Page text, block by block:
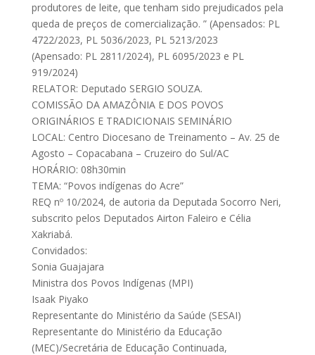
produtores de leite, que tenham sido prejudicados pela
queda de preços de comercialização. ” (Apensados: PL
4722/2023, PL 5036/2023, PL 5213/2023
(Apensado: PL 2811/2024), PL 6095/2023 e PL
919/2024)
RELATOR: Deputado SERGIO SOUZA.
COMISSÃO DA AMAZÔNIA E DOS POVOS
ORIGINÁRIOS E TRADICIONAIS SEMINÁRIO
LOCAL: Centro Diocesano de Treinamento – Av. 25 de
Agosto – Copacabana – Cruzeiro do Sul/AC
HORÁRIO: 08h30min
TEMA: “Povos indígenas do Acre”
REQ nº 10/2024, de autoria da Deputada Socorro Neri,
subscrito pelos Deputados Airton Faleiro e Célia
Xakriabá.
Convidados:
Sonia Guajajara
Ministra dos Povos Indígenas (MPI)
Isaak Piyako
Representante do Ministério da Saúde (SESAI)
Representante do Ministério da Educação
(MEC)/Secretária de Educação Continuada,